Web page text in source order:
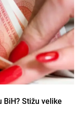
BiH? Stižu velike